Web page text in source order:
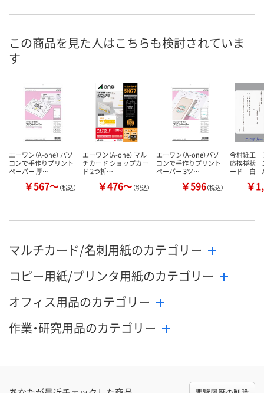
お申込番号 1604704 1604722
在庫 7点 9点
お届け日
数量
カゴへ
数量
カゴへ
この商品を見た人はこちらも検討されていま
す
エーワン（A-one） パソ
コンで手作りプリント
ペーパー 厚…
￥567～（税込）
エーワン（A-one） マル
チカード ショップカー
ド 2つ折…
￥476～（税込）
エーワン（A-one）パソ
コンで手作りプリント
ペーパー 3ツ…
￥596（税込）
今村紙工
応挨拶状
ード 白
￥
マルチカード/名刺用紙のカテゴリー
コピー用紙/プリンタ用紙のカテゴリー
オフィス用品のカテゴリー
作業・研究用品のカテゴリー